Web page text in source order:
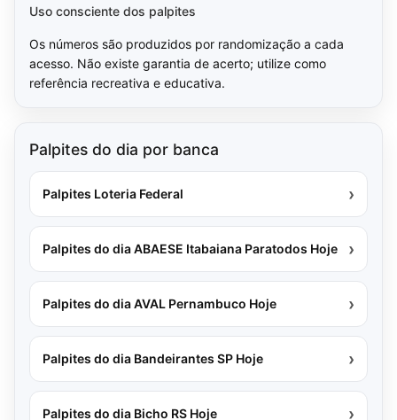
Uso consciente dos palpites
Os números são produzidos por randomização a cada
acesso. Não existe garantia de acerto; utilize como
referência recreativa e educativa.
Palpites do dia por banca
Palpites Loteria Federal ›
Palpites do dia ABAESE Itabaiana Paratodos Hoje ›
Palpites do dia AVAL Pernambuco Hoje ›
Palpites do dia Bandeirantes SP Hoje ›
Palpites do dia Bicho RS Hoje ›